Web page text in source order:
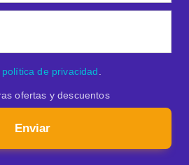
política de privacidad.
ofertas y descuentos
Enviar